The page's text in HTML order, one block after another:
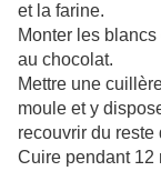
et la farine.
Monter les
au chocolat.
Mettre une
moule et y
recouvrir du reste
Cuire pendant 12